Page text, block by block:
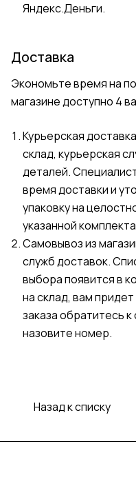
Яндекс.Деньги.
Доставка
Экономьте время на
магазине доступно 4
Курьерская
склад, курьерская
деталей.
время доставки и
упаковку на
указанной
Самовывоз из
служб доставок.
выбора появится в
на склад, вам
заказа обратитесь
назовите номер.
Назад к списку